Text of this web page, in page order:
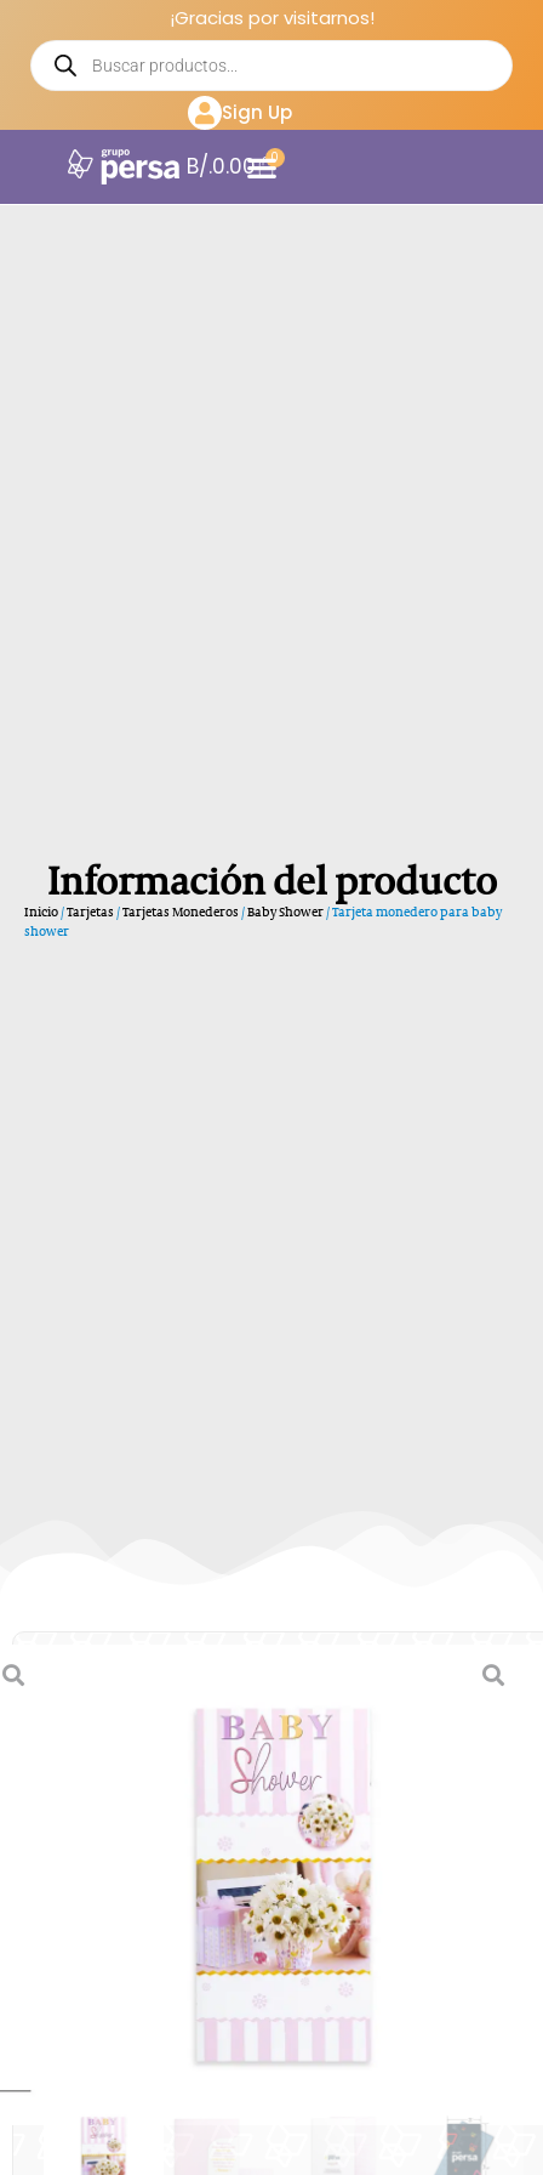
¡Gracias por visitarnos!
Sign Up
B/.0.00 0
Información del producto
Inicio/Tarjetas /Tarjetas Monederos /Baby Shower/ Tarjeta monedero para baby
shower